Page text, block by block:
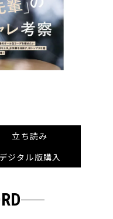
立ち読み
デジタル版購入